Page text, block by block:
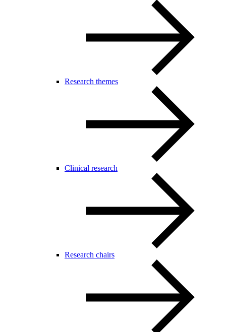
Research themes
Clinical research
Research chairs